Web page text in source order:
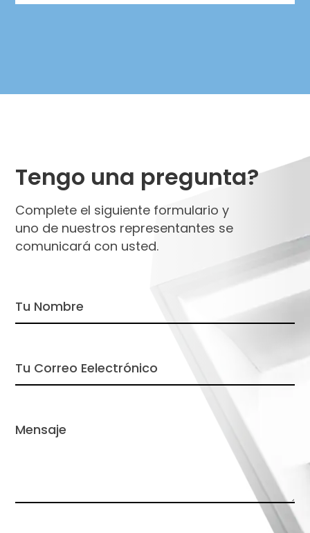
Tengo una pregunta?
Complete el siguiente formulario y
uno de nuestros representantes se
comunicará con usted.